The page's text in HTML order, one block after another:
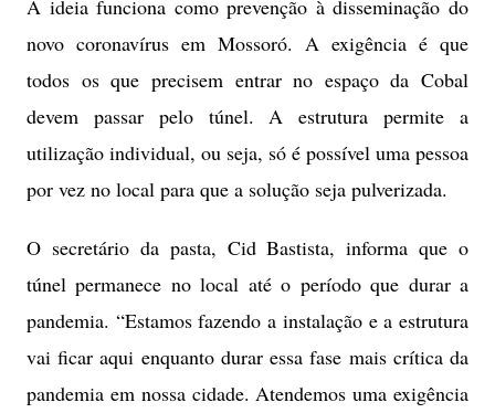
A ideia funciona como prevenção à disseminação do
novo coronavírus em Mossoró. A exigência é que
todos os que precisem entrar no espaço da Cobal
devem passar pelo túnel. A estrutura permite a
utilização individual, ou seja, só é possível uma pessoa
por vez no local para que a solução seja pulverizada.
O secretário da pasta, Cid Bastista, informa que o
túnel permanece no local até o período que durar a
pandemia. “Estamos fazendo a instalação e a estrutura
vai ficar aqui enquanto durar essa fase mais crítica da
pandemia em nossa cidade. Atendemos uma exigência